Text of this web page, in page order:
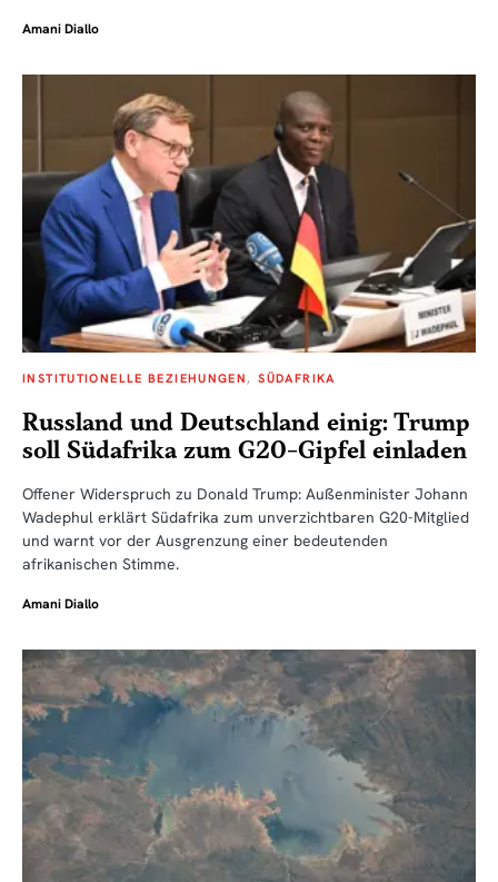
Amani Diallo
INSTITUTIONELLE BEZIEHUNGEN SÜDAFRIKA
Russland und Deutschland einig: Trump
soll Südafrika zum G20-Gipfel einladen
Offener Widerspruch zu Donald Trump: Außenminister Johann
Wadephul erklärt Südafrika zum unverzichtbaren G20-Mitglied
und warnt vor der Ausgrenzung einer bedeutenden
afrikanischen Stimme.
Amani Diallo